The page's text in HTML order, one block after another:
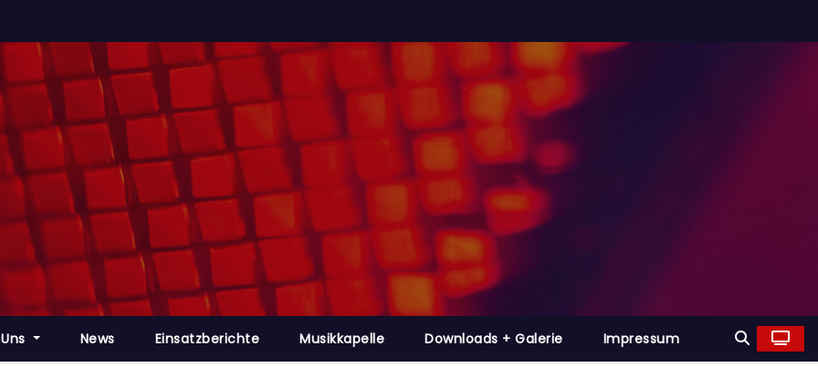
News Einsatzberichte Musikkapelle Downloads + Galerie Impressum